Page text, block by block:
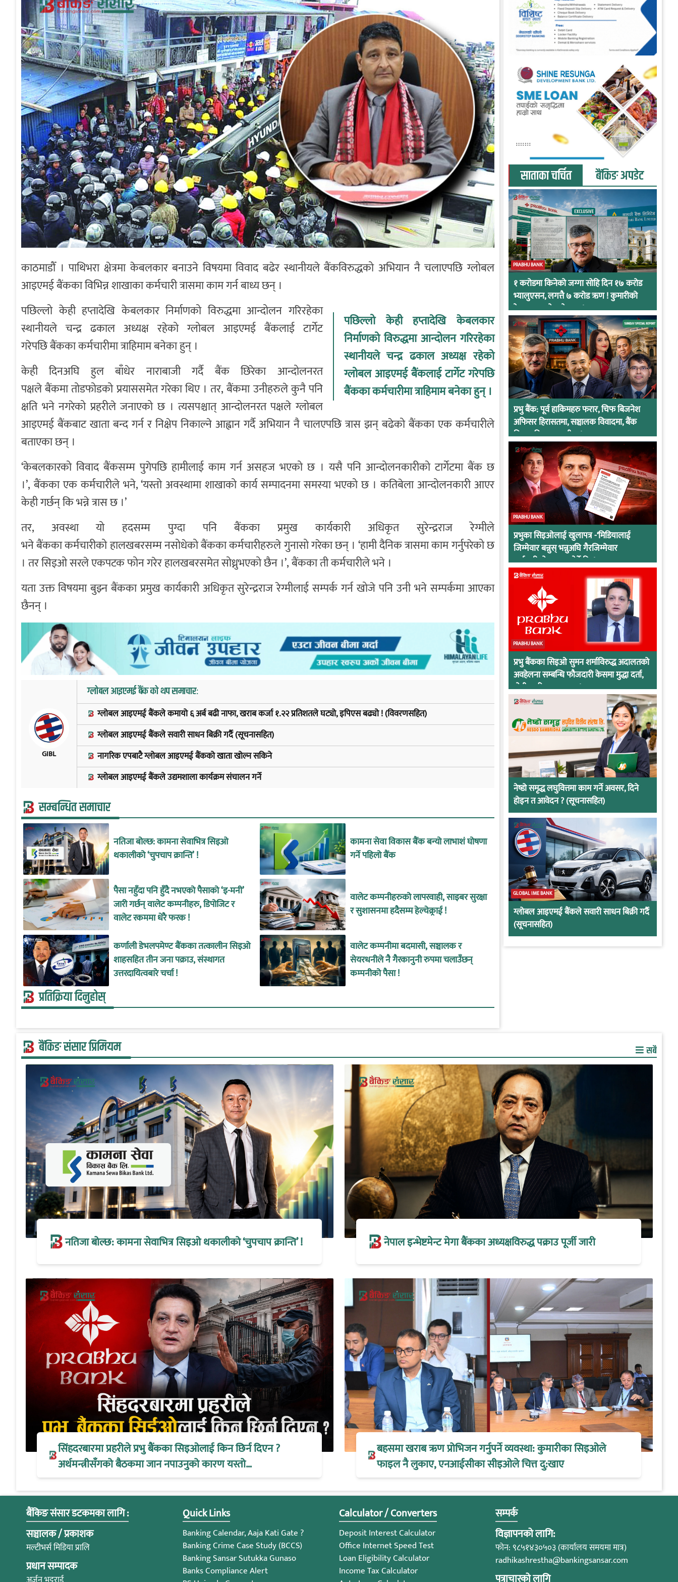
काठमाडौँ । पाथिभरा क्षेत्रमा केबलकार बनाउने विषयमा विवाद बढेर स्थानीयले बैंकविरुद्धको अभियान नै चलाएपछि ग्लोबल
आइएमई बैंकका विभिन्न शाखाका कर्मचारी त्रासमा काम गर्न बाध्य छन् ।
पछिल्लो केही हप्तादेखि केबलकार
निर्माणको विरुद्धमा आन्दोलन गरिरहेका
स्थानीयले चन्द्र ढकाल अध्यक्ष रहेको
ग्लोबल आइएमई बैंकलाई टार्गेट गरेपछि
बैंकका कर्मचारीमा त्राहिमाम बनेका हुन् ।
पछिल्लो केही हप्तादेखि केबलकार निर्माणको विरुद्धमा आन्दोलन गरिरहेका
स्थानीयले चन्द्र ढकाल अध्यक्ष रहेको ग्लोबल आइएमई बैंकलाई टार्गेट
गरेपछि बैंकका कर्मचारीमा त्राहिमाम बनेका हुन् ।
केही दिनअघि हुल बाँधेर नाराबाजी गर्दै बैंक छिरेका आन्दोलनरत
पक्षले बैंकमा तोडफोडको प्रयाससमेत गरेका थिए । तर, बैंकमा उनीहरुले कुनै पनि
क्षति भने नगरेको प्रहरीले जनाएको छ । त्यसपश्चात् आन्दोलनरत पक्षले ग्लोबल
आइएमई बैंकबाट खाता बन्द गर्न र निक्षेप निकाल्ने आह्वान गर्दै अभियान नै चालएपछि त्रास झन् बढेको बैंकका एक कर्मचारीले
बताएका छन् ।
‘केबलकारको विवाद बैंकसम्म पुगेपछि हामीलाई काम गर्न असहज भएको छ । यसै पनि आन्दोलनकारीको टार्गेटमा बैंक छ
।’, बैंकका एक कर्मचारीले भने, ‘यस्तो अवस्थामा शाखाको कार्य सम्पादनमा समस्या भएको छ । कतिबेला आन्दोलनकारी आएर
केही गर्छन् कि भन्ने त्रास छ ।’
तर, अवस्था यो हदसम्म पुग्दा पनि बैंकका प्रमुख कार्यकारी अधिकृत सुरेन्द्रराज रेग्मीले
भने बैंकका कर्मचारीको हालखबरसम्म नसोधेको बैंकका कर्मचारीहरुले गुनासो गरेका छन् । ‘हामी दैनिक त्रासमा काम गर्नुपरेको छ
। तर सिइओ सरले एकपटक फोन गरेर हालखबरसमेत सोध्नुभएको छैन ।’, बैंकका ती कर्मचारीले भने ।
यता उक्त विषयमा बुझ्न बैंकका प्रमुख कार्यकारी अधिकृत सुरेन्द्रराज रेग्मीलाई सम्पर्क गर्न खोजे पनि उनी भने सम्पर्कमा आएका
छैनन् ।
GIBL
ग्लोबल आइएमई बैंक को थप समाचार:
ग्लोबल आइएमई बैंकले कमायो ६ अर्ब बढी नाफा, खराब कर्जा १.२२ प्रतिशतले घट्यो, इपिएस बढ्यो ! (विवरणसहित)
ग्लोबल आइएमई बैंकले सवारी साधन बिक्री गर्दै (सूचनासहित)
नागरिक एपबाटै ग्लोबल आइएमई बैंकको खाता खोल्न सकिने
ग्लोबल आइएमई बैंकले उद्यमशाला कार्यक्रम संचालन गर्ने
सम्बन्धित समाचार
नतिजा बोल्छ: कामना सेवाभित्र सिइओ
थकालीको ‘चुपचाप क्रान्ति’ !
कामना सेवा विकास बैंक बन्यो लाभाशं घोषणा
गर्ने पहिलो बैंक
पैसा नहुँदा पनि हुँदै नभएको पैसाको ‘इ-मनी’
जारी गर्छन् वालेट कम्पनीहरु, डिपोजिट र
वालेट रकममा धेरै फरक !
वालेट कम्पनीहरुको लापरवाही, साइबर सुरक्षा
र सुशासनमा हदैसम्म हेल्चेक्र्राई !
कर्णाली डेभलपमेण्ट बैंकका तत्कालीन सिइओ
शाहसहित तीन जना पक्राउ, संस्थागत
उत्तरदायित्वबारे चर्चा !
वालेट कम्पनीमा बदमासी, सञ्चालक र
सेयरधनीले नै गैरकानुनी रुपमा चलाउँछन्
कम्पनीको पैसा !
प्रतिक्रिया दिनुहोस्
साताका चर्चित बैंकिङ अपडेट
PRABHU BANK
१ करोडमा किनेको जग्गा सोहि दिन १७ करोड
भ्यालुएसन, लगत्तै ७ करोड ऋण ! कुमारीको
केसमा प्रभुको कनेक्सन !
प्रभु बैंक: पूर्व हाकिमहरु फरार, चिफ बिजनेश
अफिसर हिरासतमा, सञ्चालक विवादमा, बैंक
नियामकीय कारवाहीमा !
PRABHU BANK
प्रभुका सिइओलाई खुलापत्र -‘मिडियालाई
जिम्मेवार बन्नुस् भन्नुअघि गैरजिम्मेवार
कर्मचारीको व्यवहार हेर्ने कि !
PRABHU BANK
प्रभु बैंकका सिइओ सुमन शर्माविरुद्ध अदालतको
अवहेलना सम्बन्धि फौजदारी केसमा मुद्धा दर्ता,
दोषी ठहरिए जान्छ पद !
नेष्डो समृद्ध लघुवित्तमा काम गर्ने अवसर, दिने
होइन त आवेदन ? (सूचनासहित)
GLOBAL IME BANK
ग्लोबल आइएमई बैंकले सवारी साधन बिक्री गर्दै
(सूचनासहित)
बैंकिङ संसार प्रिमियम सबै
नतिजा बोल्छ: कामना सेवाभित्र सिइओ थकालीको ‘चुपचाप क्रान्ति’ ! नेपाल इन्भेष्टमेन्ट मेगा बैंकका अध्यक्षविरुद्ध पक्राउ पूर्जी जारी
सिंहदरबारमा प्रहरीले प्रभु बैंकका सिइओलाई किन छिर्न दिएन ?
अर्थमन्त्रीसँगको बैठकमा जान नपाउनुको कारण यस्तो…
बहसमा खराब ऋण प्रोभिजन गर्नुपर्ने व्यवस्था: कुमारीका सिइओले
फाइल नै लुकाए, एनआईसीका सीइओले चित्त दु:खाए
बैंकिङ संसार डटकमका लागि :
सञ्चालक / प्रकाशक
मल्टीभर्स मिडिया प्रालि
प्रधान सम्पादक
Quick Links
Banking Calendar, Aaja Kati Gate ?
Banking Crime Case Study (BCCS)
Banking Sansar Sutukka Gunaso
Banks Compliance Alert
Calculator / Converters
Deposit Interest Calculator
Office Internet Speed Test
Loan Eligibility Calculator
Income Tax Calculator
सम्पर्क
विज्ञापनको लागि:
फोन: ९८५१४३०५०३ (कार्यालय समयमा मात्र)
radhikashrestha@bankingsansar.com